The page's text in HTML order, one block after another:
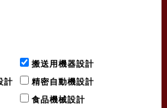
搬送用機器設計
計
精密自動機設計
食品機械設計